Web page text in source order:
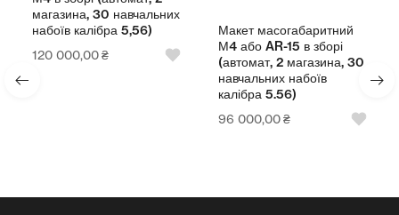
Макет масогабаритний
М4 або AR-15 в зборі
(автомат, 2 магазина, 30
набоїв калібра 5.45)
96 000,00₴